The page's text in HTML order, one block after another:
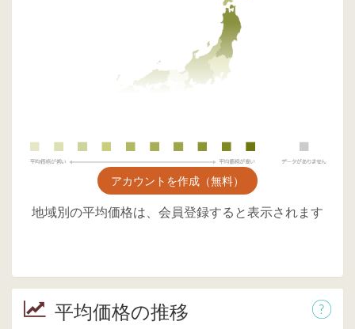
アカウントを作成（無料）
地域別の平均価格は、会員登録すると表示されます
平均価格の推移